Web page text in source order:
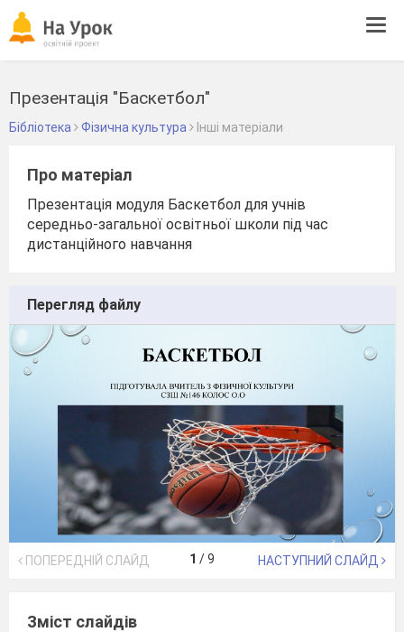
Презентація "Баскетбол"
Бібліотека Фізична культура Інші матеріали
Про матеріал
Презентація модуля Баскетбол для учнів
середньо-загальної освітньої школи під час
дистанційного навчання
Перегляд файлу
ПОПЕРЕДНІЙ СЛАЙД 1 /9 НАСТУПНИЙ СЛАЙД
Зміст слайдів